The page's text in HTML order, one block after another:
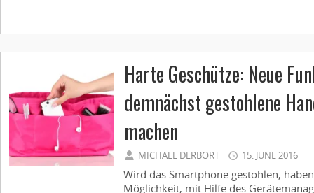
Harte Geschütze: Neue
demnächst gestohlene
machen
MICHAEL DERBORT 15. JUNE 2016
Wird das Smartphone gestohlen,
Möglichkeit, mit Hilfe des